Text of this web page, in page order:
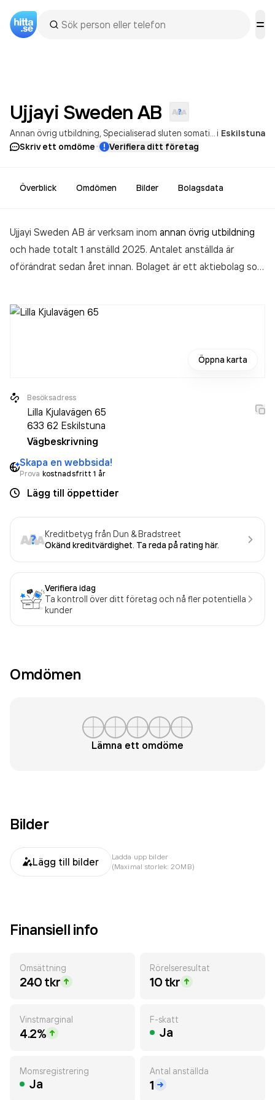
Ujjayi Sweden AB
Annan övrig utbildning Specialiserad sluten somatisk hälso- och sjukvård på sjukhus i Eskilstuna
Skriv ett omdöme· Verifiera ditt företag
Överblick Omdömen Bilder Bolagsdata
Ujjayi Sweden AB är verksam inom annan övrig utbildning
och hade totalt 1 anställd 2025. Antalet anställda är
oförändrat sedan året innan. Bolaget är ett aktiebolag som
Öppna karta
Besöksadress
Lilla Kjulavägen 65
633 62 Eskilstuna
Vägbeskrivning
Skapa en webbsida!
Prova kostnadsfritt 1 år
Lägg till öppettider
Kreditbetyg från Dun & Bradstreet
Okänd kreditvärdighet. Ta reda på rating här.
Verifiera idag
Ta kontroll över ditt företag och nå fler potentiella
kunder
Omdömen
Lämna ett omdöme
Bilder
Lägg till bilder
Ladda upp bilder
(Maximal storlek: 20MB)
Finansiell info
Omsättning
240 tkr
Rörelseresultat
10 tkr
Vinstmarginal
4.2%
F-skatt
Ja
Momsregistrering
Ja
Antal anställda
1